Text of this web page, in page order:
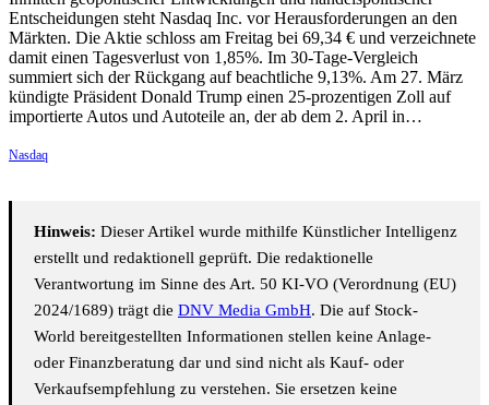
Entscheidungen steht Nasdaq Inc. vor Herausforderungen an den
Märkten. Die Aktie schloss am Freitag bei 69,34 € und verzeichnete
damit einen Tagesverlust von 1,85%. Im 30-Tage-Vergleich
summiert sich der Rückgang auf beachtliche 9,13%. Am 27. März
kündigte Präsident Donald Trump einen 25-prozentigen Zoll auf
importierte Autos und Autoteile an, der ab dem 2. April in…
Nasdaq
Hinweis: Dieser Artikel wurde mithilfe Künstlicher Intelligenz
erstellt und redaktionell geprüft. Die redaktionelle
Verantwortung im Sinne des Art. 50 KI-VO (Verordnung (EU)
2024/1689) trägt die DNV Media GmbH. Die auf Stock-
World bereitgestellten Informationen stellen keine Anlage-
oder Finanzberatung dar und sind nicht als Kauf- oder
Verkaufsempfehlung zu verstehen. Sie ersetzen keine